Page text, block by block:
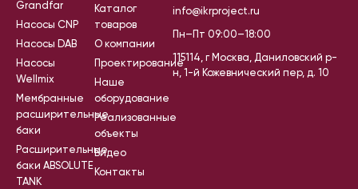
Grandfar
Насосы CNP
Насосы DAB
Насосы
Wellmix
Мембранные
расширительные
баки
Расширительные
баки ABSOLUTE
TANK
Каталог
товаров
О компании
Проектирование
Наше
оборудование
Реализованные
объекты
Видео
Контакты
info@ikrproject.ru
Пн–Пт 09:00–18:00
115114, г Москва, Даниловский р-
н, 1-й Кожевнический пер, д. 10